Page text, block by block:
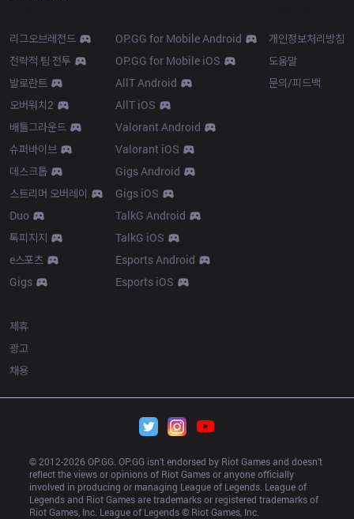
리그오브레전드
전략적 팀 전투
발로란트
오버워치2
배틀그라운드
슈퍼바이브
데스크톱
스트리머 오버레이
Duo
톡피지지
e스포츠
Gigs
OP.GG for Mobile Android
OP.GG for Mobile iOS
AllT Android
AllT iOS
Valorant Android
Valorant iOS
Gigs Android
Gigs iOS
TalkG Android
TalkG iOS
Esports Android
Esports iOS
개인정보처리방침
도움말
문의/피드백
제휴
광고
채용
© 2012-2026 OP.GG. OP.GG isn’t endorsed by Riot Games and doesn’t
reflect the views or opinions of Riot Games or anyone officially
involved in producing or managing League of Legends. League of
Legends and Riot Games are trademarks or registered trademarks of
Riot Games, Inc. League of Legends © Riot Games, Inc.